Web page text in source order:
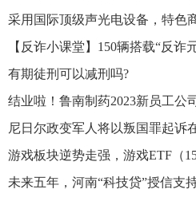
有期徒刑可以减刑吗?
结业啦！鲁南制药2023新员工公
尼日尔政变军人将以叛国罪起诉
游戏板块逆势走强，游戏ETF（
未来五年，河南“科技贷”授信支